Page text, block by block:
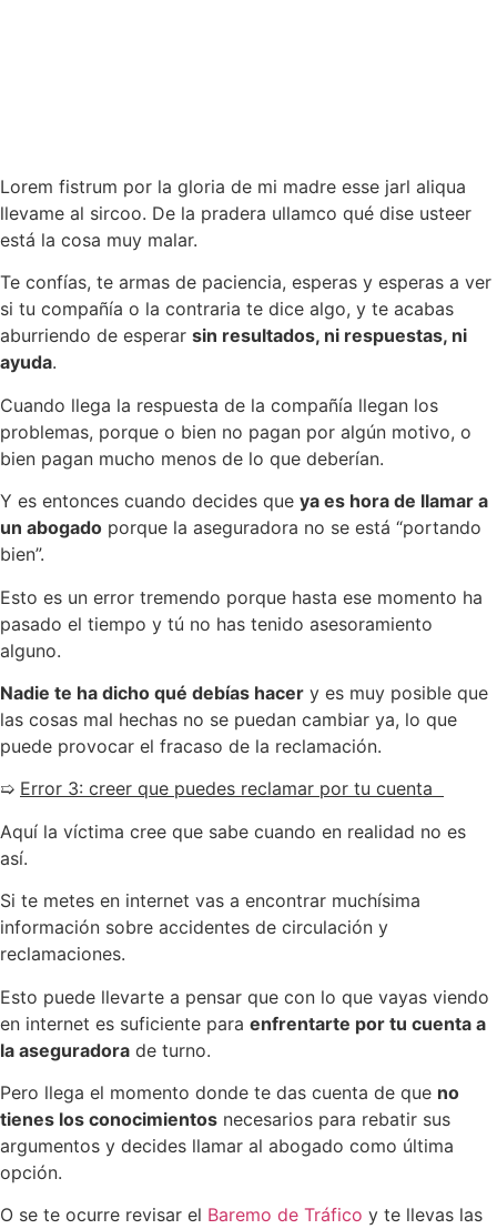
Lorem fistrum por la gloria de mi madre esse jarl aliqua
llevame al sircoo. De la pradera ullamco qué dise usteer
está la cosa muy malar.
Te confías, te armas de paciencia, esperas y esperas a ver
si tu compañía o la contraria te dice algo, y te acabas
aburriendo de esperar sin resultados, ni respuestas, ni
ayuda.
Cuando llega la respuesta de la compañía llegan los
problemas, porque o bien no pagan por algún motivo, o
bien pagan mucho menos de lo que deberían.
Y es entonces cuando decides que ya es hora de llamar a
un abogado porque la aseguradora no se está “portando
bien”.
Esto es un error tremendo porque hasta ese momento ha
pasado el tiempo y tú no has tenido asesoramiento
alguno.
Nadie te ha dicho qué debías hacer y es muy posible que
las cosas mal hechas no se puedan cambiar ya, lo que
puede provocar el fracaso de la reclamación.
➯ Error 3: creer que puedes reclamar por tu cuenta
Aquí la víctima cree que sabe cuando en realidad no es
así.
Si te metes en internet vas a encontrar muchísima
información sobre accidentes de circulación y
reclamaciones.
Esto puede llevarte a pensar que con lo que vayas viendo
en internet es suficiente para enfrentarte por tu cuenta a
la aseguradora de turno.
Pero llega el momento donde te das cuenta de que no
tienes los conocimientos necesarios para rebatir sus
argumentos y decides llamar al abogado como última
opción.
O se te ocurre revisar el Baremo de Tráfico y te llevas las